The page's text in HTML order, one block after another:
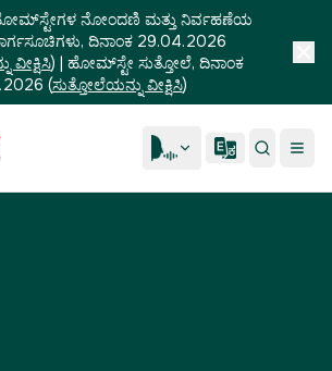
ನೋಂದಣಿ ಮತ್ತು ನಿರ್ವಹಣೆಯ
ದಿನಾಂಕ 29.04.2026
ವೀಕ್ಷಿಸಿ) | ಹೋಮ್‌ಸ್ಟೇ ಸುತ್ತೋಲೆ, ದಿನಾಂಕ
(ಸುತ್ತೋಲೆಯನ್ನು ವೀಕ್ಷಿಸಿ)